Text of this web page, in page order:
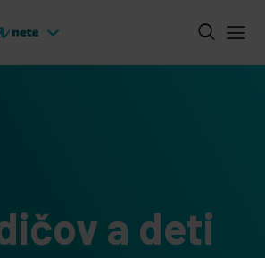
a deti